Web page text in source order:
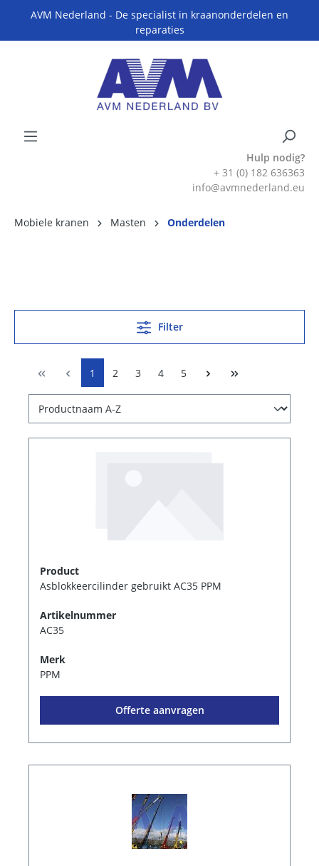
AVM Nederland - De specialist in kraanonderdelen en
reparaties
Hulp nodig?
+ 31 (0) 182 636363
info@avmnederland.eu
Mobiele kranen Masten Onderdelen
Filter
1 2 3 4 5
Product
Asblokkeercilinder gebruikt AC35 PPM
Artikelnummer
AC35
Merk
PPM
Offerte aanvragen